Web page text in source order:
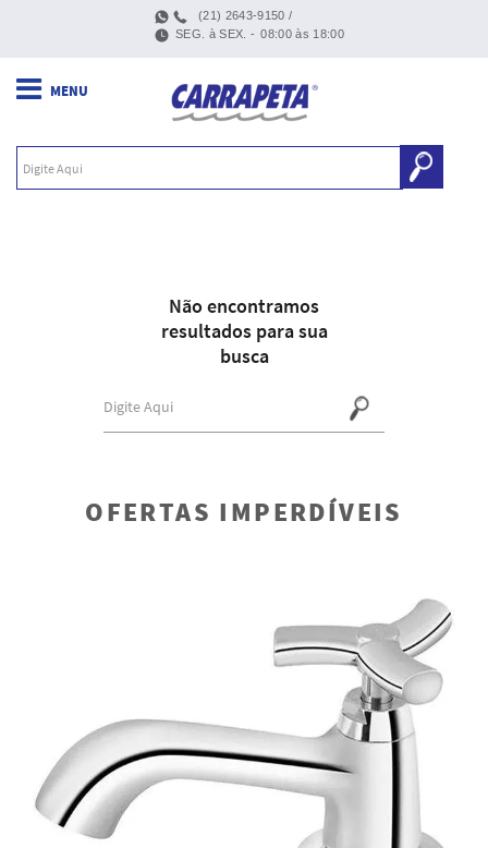
(21) 2643-9150 /
SEG. à SEX. - 08:00 às 18:00
Não encontramos
resultados para sua
busca
OFERTAS IMPERDÍVEIS